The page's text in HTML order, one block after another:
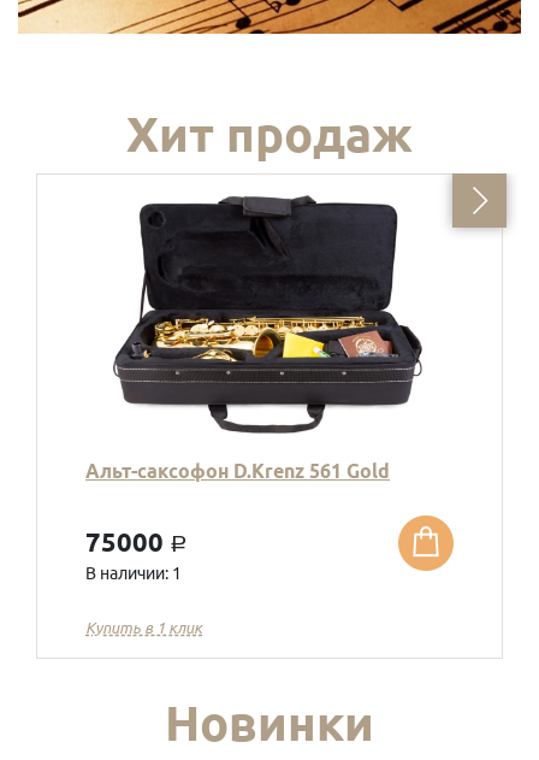
Хит продаж
Альт-саксофон D.Krenz 561 Gold
75000 a
В наличии: 1
Купить в 1 клик
Новинки